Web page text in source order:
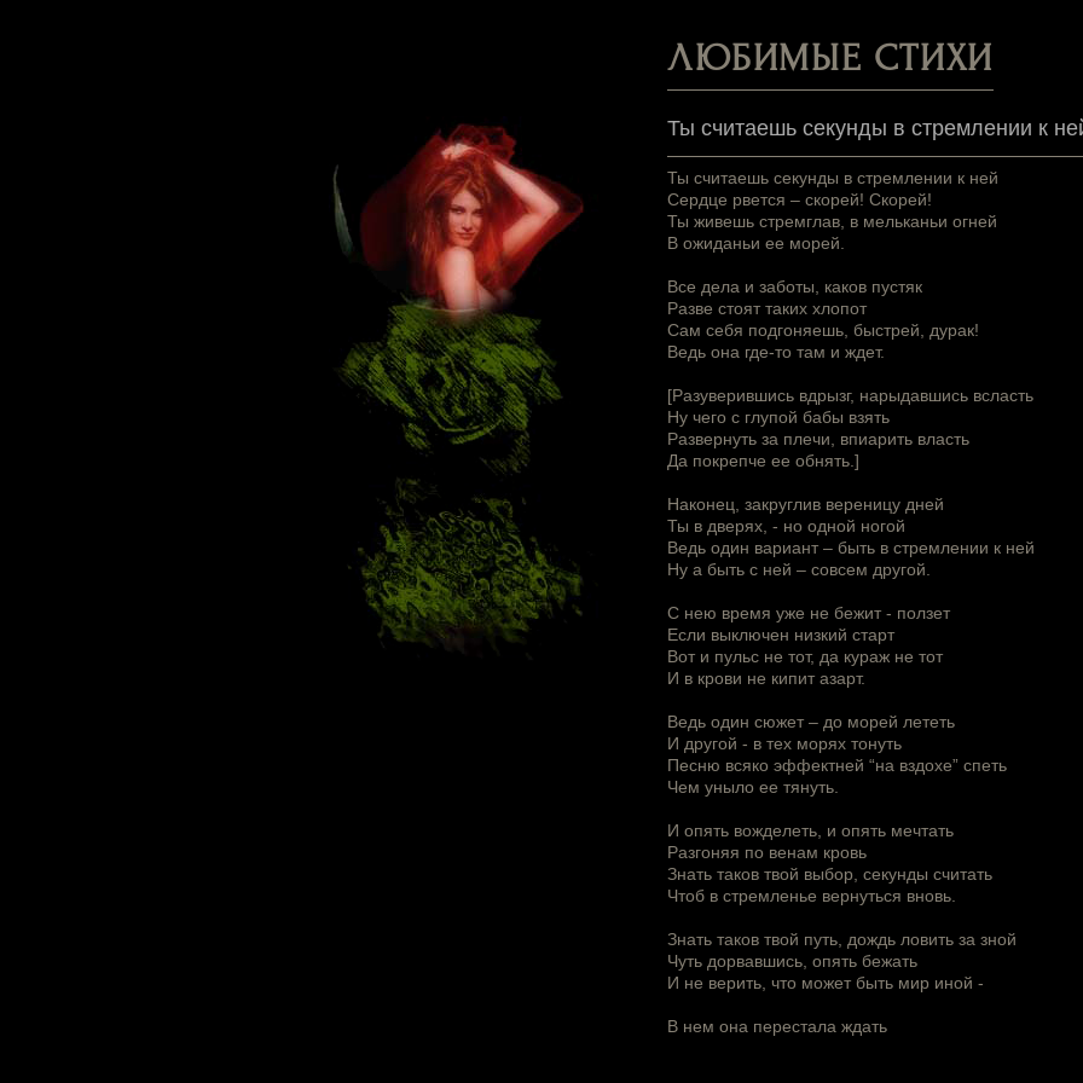
ЛЮБИМЫЕ СТИХИ
Ты считаешь секунды в стремлении к
Ты считаешь секунды в стремлении к ней
Сердце рвется – скорей! Скорей!
Ты живешь стремглав, в мельканьи огней
В ожиданьи ее морей.
Все дела и заботы, каков пустяк
Разве стоят таких хлопот
Сам себя подгоняешь, быстрей, дурак!
Ведь она где-то там и ждет.
[Разуверившись вдрызг, нарыдавшись всласть
Ну чего с глупой бабы взять
Развернуть за плечи, впиарить власть
Да покрепче ее обнять.]
Наконец, закруглив вереницу дней
Ты в дверях, - но одной ногой
Ведь один вариант – быть в стремлении к ней
Ну а быть с ней – совсем другой.
С нею время уже не бежит - ползет
Если выключен низкий старт
Вот и пульс не тот, да кураж не тот
И в крови не кипит азарт.
Ведь один сюжет – до морей лететь
И другой - в тех морях тонуть
Песню всяко эффектней “на вздохе” спеть
Чем уныло ее тянуть.
И опять вожделеть, и опять мечтать
Разгоняя по венам кровь
Знать таков твой выбор, секунды считать
Чтоб в стремленье вернуться вновь.
Знать таков твой путь, дождь ловить за зной
Чуть дорвавшись, опять бежать
И не верить, что может быть мир иной -
В нем она перестала ждать